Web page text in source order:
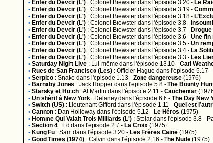
• Enfer du Devoir (L') : Colonel Brewster dans l'épisode 3.20 - Le
• Enfer du Devoir (L') : Colonel Brewster dans l'épisode 3.19 -
• Enfer du Devoir (L') : Colonel Brewster dans l'épisode 3.18 -
• Enfer du Devoir (L') : Colonel Brewster dans l'épisode 3.8 -
• Enfer du Devoir (L') : Colonel Brewster dans l'épisode 3.7 -
• Enfer du Devoir (L') : Colonel Brewster dans l'épisode 3.6 - Une fin
• Enfer du Devoir (L') : Colonel Brewster dans l'épisode 3.5 - Un
• Enfer du Devoir (L') : Colonel Brewster dans l'épisode 3.4 - La
• Enfer du Devoir (L') : Colonel Brewster dans l'épisode 3.3 - Les
• Saturday Night Live : Lui-même dans l'épisode 13.10 - Carl
• Rues de San Francisco (Les) : Officier Hague dans l'épisode 5.17 -
• Serpico : Snake dans l'épisode 1.13 - Zone dangereuse (1976)
• Barnaby Jones : Jack Hopper dans l'épisode 5.8 - The Bounty
• Starsky et Hutch :Al Martin dans l'épisode 2.11 - Cauchemar
• Un shérif à New York : Delaney dans l'épisode 6.6 - The Day New
• Switch (US) : Lieutenant Gifford dans l'épisode 1.11 - Quel est
• Cannon : Dan Holloway dans l'épisode 5.12 - Le Héros (1975)
• Homme Qui Valait Trois Milliards (L') : Stolar dans l'épisode 3.8 -
• Section 4 : Ed dans l'épisode 2.7 - La Croix (1975)
• Kung Fu : Sam dans l'épisode 3.20 - Les Frères Caine (1975)
• Good Times (1974) : Calvin dans l'épisode 2.16 - The Nude (1975)